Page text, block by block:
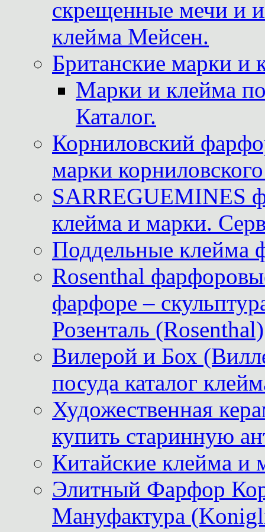
скрещенные мечи и
клейма Мейсен.
Британские марки и
Марки и клейма
Каталог.
Корниловский
марки
SARREGUEMINES
клейма и марки.
Поддельные клейма
Rosenthal
фарфоре –
Розенталь (Rosenthal)
Вилерой и Бох
посуда каталог
Художественная
купить старинную
Китайские клейма и
Элитный Фарфор
Мануфактура